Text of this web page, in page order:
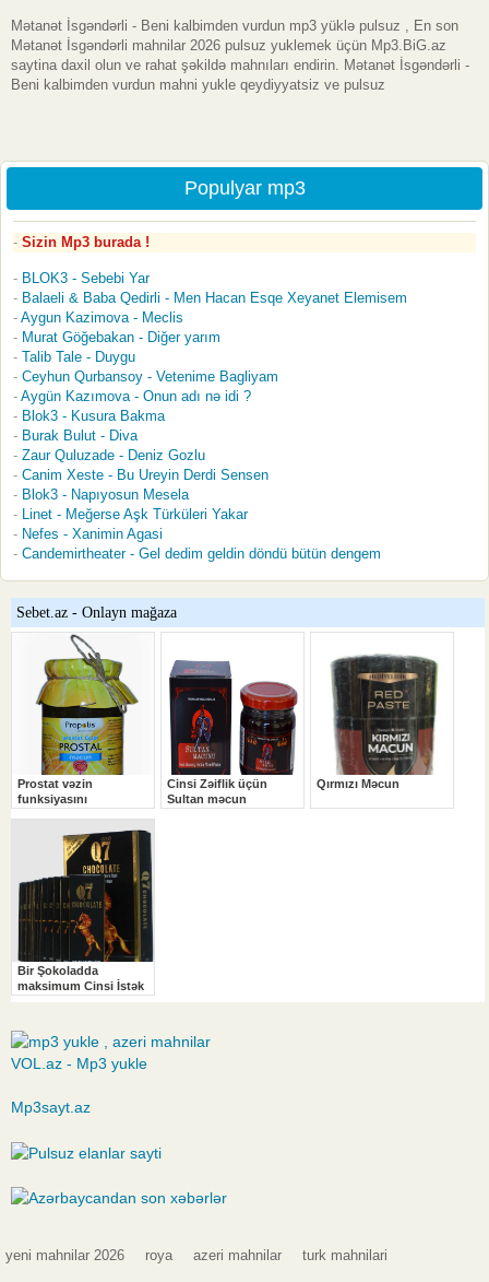
Mətanət İsgəndərli - Beni kalbimden vurdun mp3 yüklə pulsuz , En son
Mətanət İsgəndərli mahnilar 2026 pulsuz yuklemek üçün Mp3.BiG.az
saytina daxil olun ve rahat şəkildə mahnıları endirin. Mətanət İsgəndərli -
Beni kalbimden vurdun mahni yukle qeydiyyatsiz ve pulsuz
Populyar mp3
Sizin Mp3 burada !
BLOK3 - Sebebi Yar
Balaeli & Baba Qedirli - Men Hacan Esqe Xeyanet Elemisem
Aygun Kazimova - Meclis
Murat Göğebakan - Diğer yarım
Talib Tale - Duygu
Ceyhun Qurbansoy - Vetenime Bagliyam
Aygün Kazımova - Onun adı nə idi ?
Blok3 - Kusura Bakma
Burak Bulut - Diva
Zaur Quluzade - Deniz Gozlu
Canim Xeste - Bu Ureyin Derdi Sensen
Blok3 - Napıyosun Mesela
Linet - Meğerse Aşk Türküleri Yakar
Nefes - Xanimin Agasi
Candemirtheater - Gel dedim geldin döndü bütün dengem
VOL.az - Mp3 yukle
Mp3sayt.az
yeni mahnilar 2026 roya azeri mahnilar turk mahnilari